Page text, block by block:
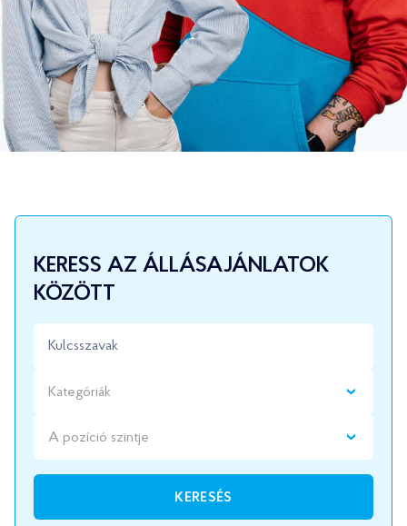
KERESS AZ ÁLLÁSAJÁNLATOK
KÖZÖTT
Kategóriák
A pozíció szintje
KERESÉS